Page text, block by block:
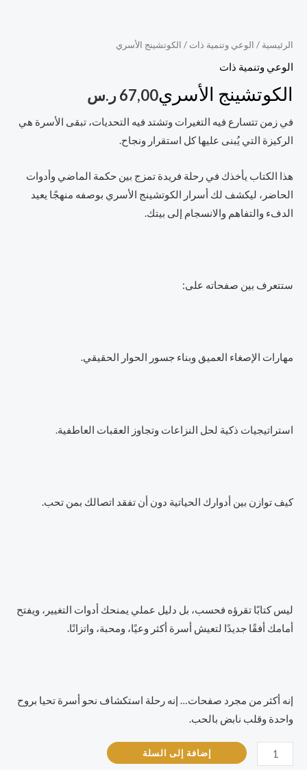
الرئيسية / الوعي وتنمية ذات / الكوتشينج الأسري
الوعي وتنمية ذات
الكوتشينج الأسري67,00ر.س
في زمن تتسارع فيه التغيرات وتشتد فيه التحديات، تبقى الأسرة هي
الركيزة التي يُبنى عليها كل استقرار ونجاح.
هذا الكتاب يأخذك في رحلة فريدة تمزج بين حكمة الماضي وأدوات
الحاضر، ليكشف لك أسرار الكوتشينج الأسري بوصفه منهجًا يعيد
الدفء والتفاهم والانسجام إلى بيتك.
ستتعرف بين صفحاته على:
مهارات الإصغاء العميق وبناء جسور الحوار الحقيقي.
استراتيجيات ذكية لحل النزاعات وتجاوز العقبات العاطفية.
كيف توازن بين أدوارك الحياتية دون أن تفقد اتصالك بمن تحب.
ليس كتابًا تقرؤه فحسب، بل دليل عملي يمنحك أدوات التغيير، ويفتح
أمامك أفقًا جديدًا لتعيش أسرة أكثر وعيًا، ومحبة، واتزانًا.
إنه أكثر من مجرد صفحات… إنه رحلة استكشاف نحو أسرة تحيا بروح
واحدة وقلب نابض بالحب.
إضافة إلى السلة